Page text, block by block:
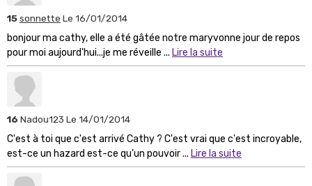
15sonnette Le 16/01/2014
bonjour ma cathy, elle a été gâtée notre maryvonne jour de repos
pour moi aujourd'hui...je me réveille ... Lire la suite
16 Nadou123 Le 14/01/2014
C'est à toi que c'est arrivé Cathy ? C'est vrai que c'est incroyable,
est-ce un hazard est-ce qu'un pouvoir ... Lire la suite